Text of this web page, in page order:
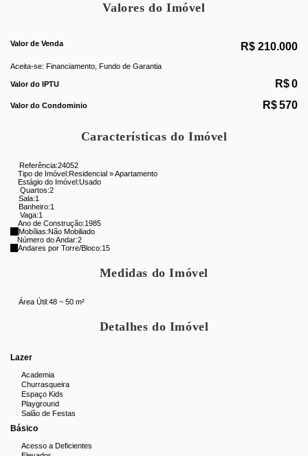
Pedra da Baleiae oRio Cantorim
Uma excelente oportunidade para quem deseja morar com
tranquilidade, praticidade e qualidade de vida.
Valores do Imóvel
R$ 210.000
Valor de Venda
Aceita-se: Financiamento, Fundo de Garantia
Valor do IPTU R$0
Valor do Condominio R$570
Características do Imóvel
Referência:24052
Tipo de Imóvel:Residencial »Apartamento
Estágio do Imóvel:Usado
Quartos:2
Sala:1
Banheiro:1
Vaga:1
Ano de Construção:1985
Mobílias:Não Mobiliado
Número do Andar:2
Andares por Torre/Bloco:15
Medidas do Imóvel
Área Útil:48 ~ 50 m²
Detalhes do Imóvel
Lazer
Academia
Churrasqueira
Espaço Kids
Playground
Salão de Festas
Básico
Acesso a Deficientes